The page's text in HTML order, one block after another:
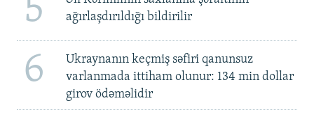
5
ağırlaşdırıldığı bildirilir
6
Ukraynanın keçmiş səfiri qanunsuz
varlanmada ittiham olunur: 134 min dollar
girov ödəməlidir